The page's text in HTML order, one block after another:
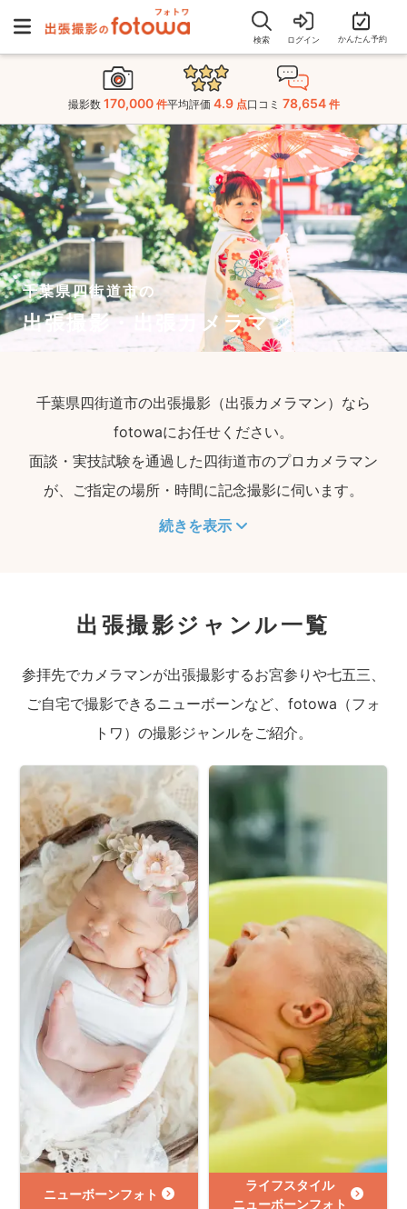
検索 ログイン かんたん予約
撮影数 170,000 件平均評価 4.9 点口コミ 78,654 件
千葉県四街道市の
出張撮影・出張カメラマン
千葉県四街道市の出張撮影（出張カメラマン）なら
fotowaにお任せください。
面談・実技試験を通過した四街道市のプロカメラマン
が、ご指定の場所・時間に記念撮影に伺います。
続きを表示
出張撮影ジャンル一覧
参拝先でカメラマンが出張撮影するお宮参りや七五三、
ご自宅で撮影できるニューボーンなど、fotowa（フォ
トワ）の撮影ジャンルをご紹介。
ニューボーンフォト
ライフスタイル
ニューボーンフォト